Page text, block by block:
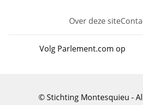
Footer
Over deze site
Volg Parlement.com op
© Stichting Montesquieu -